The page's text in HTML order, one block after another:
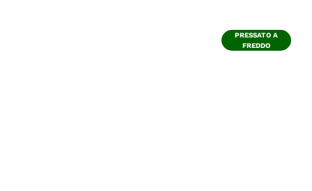
PRESSATO A
FREDDO